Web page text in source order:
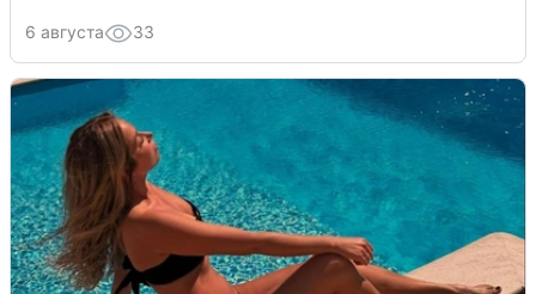
6 августа 33